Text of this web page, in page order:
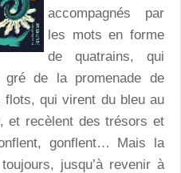
accompagnés par
les mots en forme
de quatrains, qui
de la promenade de
flots, qui virent du bleu au
et recèlent des trésors et
gonflent… Mais la
jusqu’à revenir à